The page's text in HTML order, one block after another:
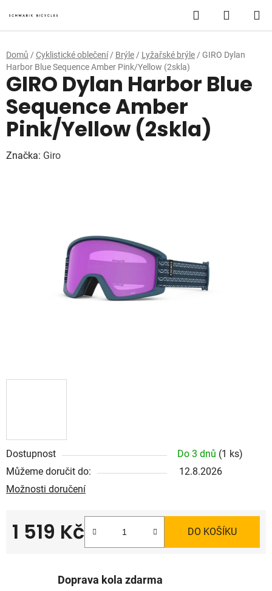
na
obsah
Hledat
KOŠÍK
Domů / Cyklistické oblečení / Brýle / Lyžařské brýle / GIRO Dylan
Harbor Blue Sequence Amber Pink/Yellow (2skla)
Dostupnost Do 3 dnů (1 ks)
Můžeme doručit do:
12.8.2026
Možnosti doručení
1 519 Kč DO KOŠÍKU
GIRO Dylan Harbor Blue
Sequence Amber
Pink/Yellow (2skla)
Značka: Giro
Doprava kola zdarma